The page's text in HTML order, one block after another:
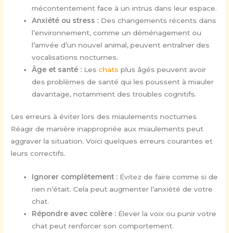
mécontentement face à un intrus dans leur espace.
Anxiété ou stress : Des changements récents dans
l’environnement, comme un déménagement ou
l’arrivée d’un nouvel animal, peuvent entraîner des
vocalisations nocturnes.
Âge et santé : Leschats plus âgés peuvent avoir
des problèmes de santé qui les poussent à miauler
davantage, notamment des troubles cognitifs.
Les erreurs à éviter lors des miaulements nocturnes
Réagir de manière inappropriée aux miaulements peut
aggraver la situation. Voici quelques erreurs courantes et
leurs correctifs.
Ignorer complètement : Évitez de faire comme si de
rien n’était. Cela peut augmenter l’anxiété de votre
chat.
Répondre avec colère : Élever la voix ou punir votre
chat peut renforcer son comportement.